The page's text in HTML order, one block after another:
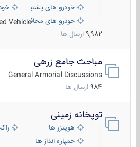
خودرو های پشتیبانی آتش ،
خودرو های محافظت شده
Vehicle
9,982 ارسال ها
مباحث جامع زرهی
General Armorial Discussions
984 ارسال ها
توپخانه زمینی
هویتزر ها
راکت
خمپاره انداز ها